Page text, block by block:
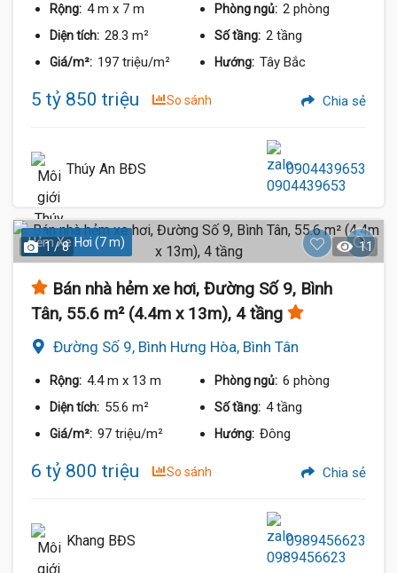
Rộng: 4 m x 7 m Phòng ngủ: 2 phòng
Diện tích: 28.3 m² Số tầng: 2 tầng
Giá/m²: 197 triệu/m² Hướng: Tây Bắc
5 tỷ 850 triệu So sánh Chia sẻ
Thúy An BĐS 0904439653
Hẻm Xe Hơi (7 m)
1 / 8 11
Bán nhà hẻm xe hơi, Đường Số 9, Bình
Tân, 55.6 m² (4.4m x 13m), 4 tầng
Đường Số 9, Bình Hưng Hòa, Bình Tân
Rộng: 4.4 m x 13 m Phòng ngủ: 6 phòng
Diện tích: 55.6 m² Số tầng: 4 tầng
Giá/m²: 97 triệu/m² Hướng: Đông
6 tỷ 800 triệu So sánh Chia sẻ
Khang BĐS 0989456623